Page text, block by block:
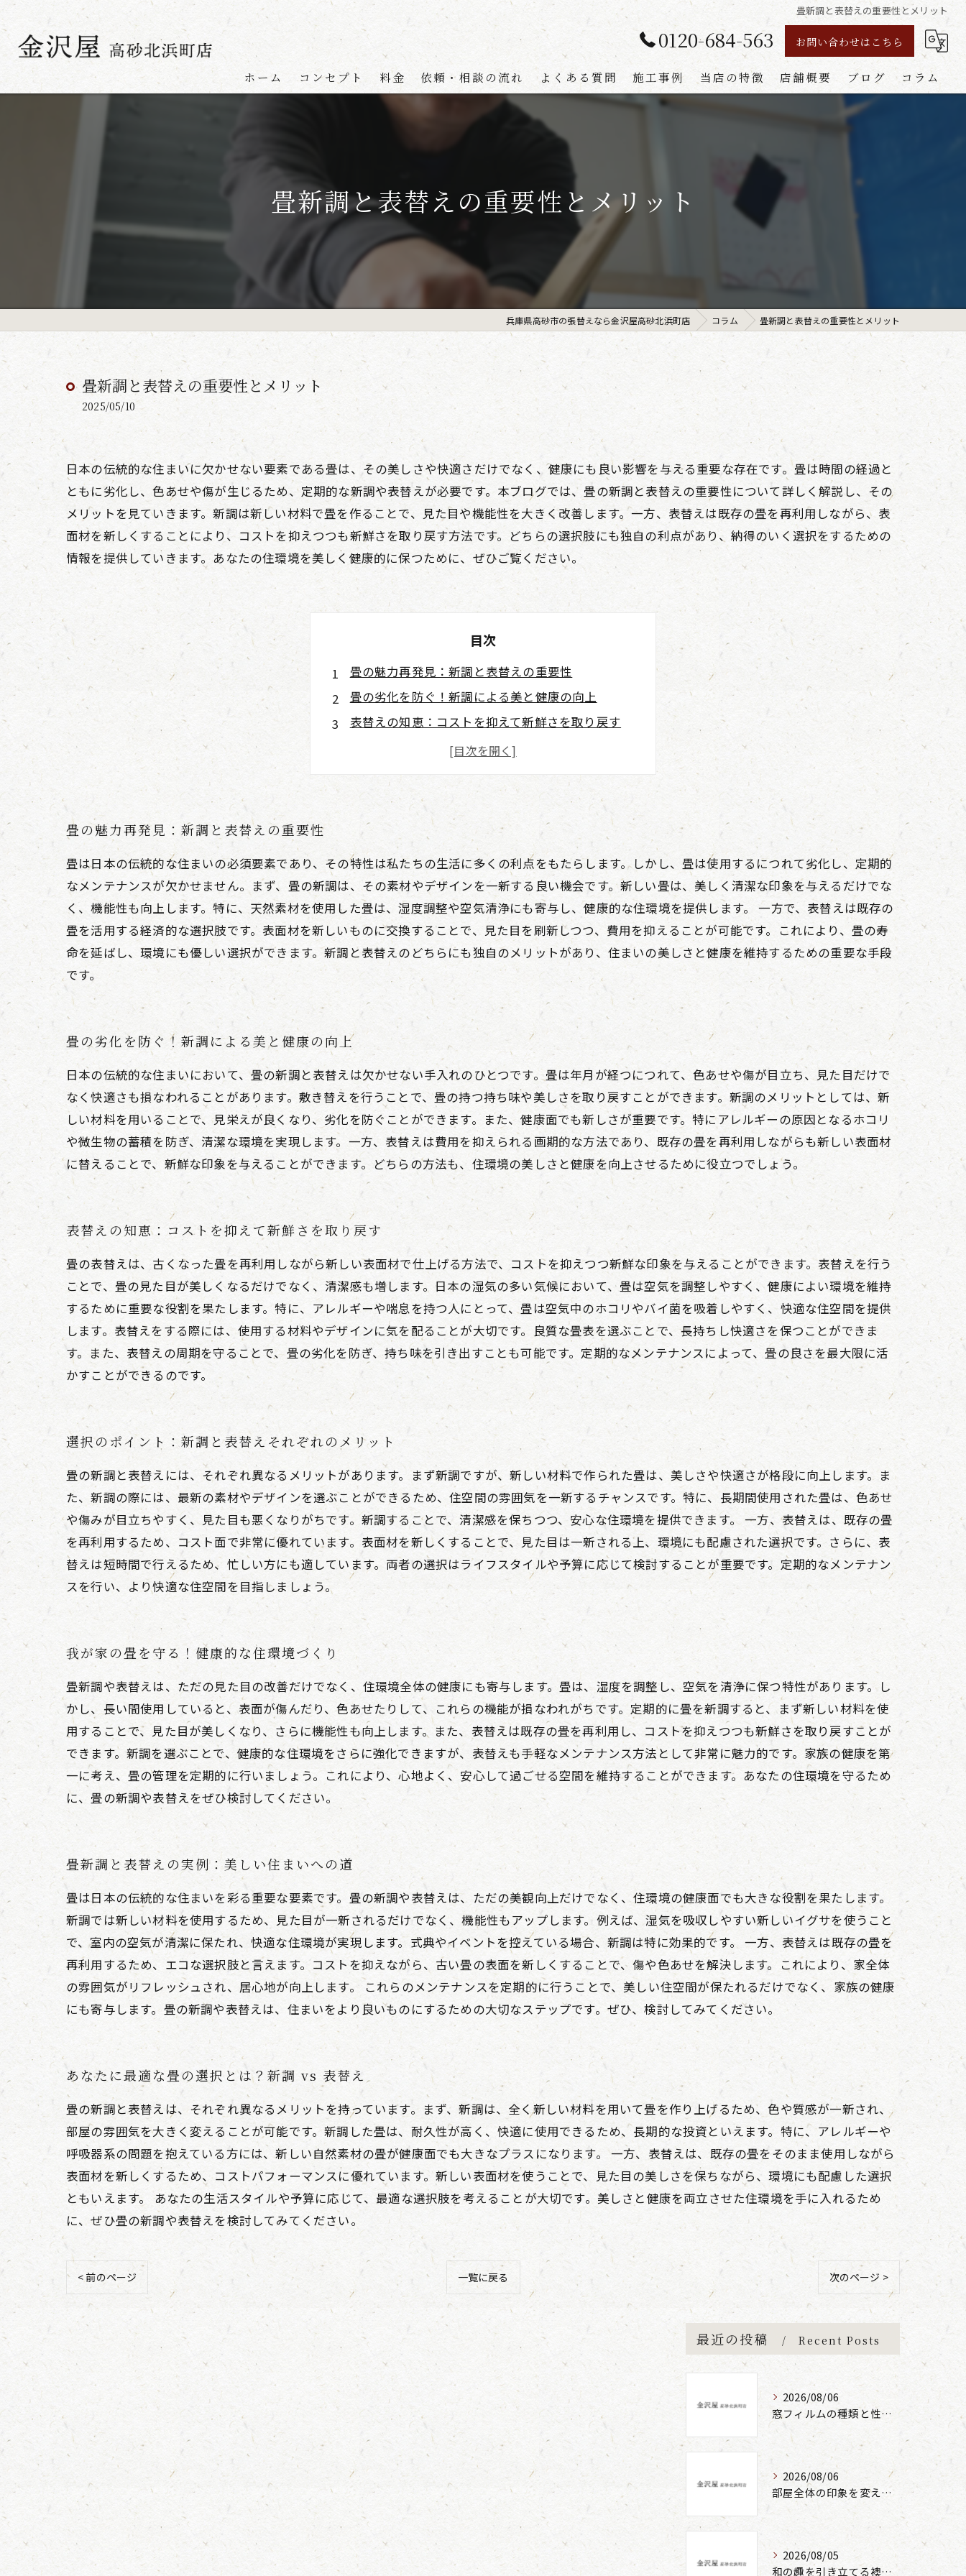
畳新調と表替えの重要性とメリット
0120-684-563 お問い合わせはこちら
ホーム コンセプト 料金 依頼・相談の流れ よくある質問 施工事例 当店の特徴 店舗概要 ブログ コラム
畳新調と表替えの重要性とメリット
兵庫県高砂市の張替えなら金沢屋高砂北浜町店 コラム 畳新調と表替えの重要性とメリット
畳新調と表替えの重要性とメリット
2025/05/10
日本の伝統的な住まいに欠かせない要素である畳は、その美しさや快適さだけでなく、健康にも良い影響を与える重要な存在です。畳は時間の経過と
ともに劣化し、色あせや傷が生じるため、定期的な新調や表替えが必要です。本ブログでは、畳の新調と表替えの重要性について詳しく解説し、その
メリットを見ていきます。新調は新しい材料で畳を作ることで、見た目や機能性を大きく改善します。一方、表替えは既存の畳を再利用しながら、表
面材を新しくすることにより、コストを抑えつつも新鮮さを取り戻す方法です。どちらの選択肢にも独自の利点があり、納得のいく選択をするための
情報を提供していきます。あなたの住環境を美しく健康的に保つために、ぜひご覧ください。
目次
畳の魅力再発見：新調と表替えの重要性
畳の劣化を防ぐ！新調による美と健康の向上
表替えの知恵：コストを抑えて新鮮さを取り戻す
選択のポイント：新調と表替えそれぞれのメリット
畳新調と表替えの実例：美しい住まいへの道
あなたに最適な畳の選択とは？新調 vs 表替え
畳の魅力再発見：新調と表替えの重要性
畳は日本の伝統的な住まいの必須要素であり、その特性は私たちの生活に多くの利点をもたらします。しかし、畳は使用するにつれて劣化し、定期的
なメンテナンスが欠かせません。まず、畳の新調は、その素材やデザインを一新する良い機会です。新しい畳は、美しく清潔な印象を与えるだけでな
く、機能性も向上します。特に、天然素材を使用した畳は、湿度調整や空気清浄にも寄与し、健康的な住環境を提供します。 一方で、表替えは既存の
畳を活用する経済的な選択肢です。表面材を新しいものに交換することで、見た目を刷新しつつ、費用を抑えることが可能です。これにより、畳の寿
命を延ばし、環境にも優しい選択ができます。新調と表替えのどちらにも独自のメリットがあり、住まいの美しさと健康を維持するための重要な手段
です。
畳の劣化を防ぐ！新調による美と健康の向上
日本の伝統的な住まいにおいて、畳の新調と表替えは欠かせない手入れのひとつです。畳は年月が経つにつれて、色あせや傷が目立ち、見た目だけで
なく快適さも損なわれることがあります。敷き替えを行うことで、畳の持つ持ち味や美しさを取り戻すことができます。新調のメリットとしては、新
しい材料を用いることで、見栄えが良くなり、劣化を防ぐことができます。また、健康面でも新しさが重要です。特にアレルギーの原因となるホコリ
や微生物の蓄積を防ぎ、清潔な環境を実現します。一方、表替えは費用を抑えられる画期的な方法であり、既存の畳を再利用しながらも新しい表面材
に替えることで、新鮮な印象を与えることができます。どちらの方法も、住環境の美しさと健康を向上させるために役立つでしょう。
表替えの知恵：コストを抑えて新鮮さを取り戻す
畳の表替えは、古くなった畳を再利用しながら新しい表面材で仕上げる方法で、コストを抑えつつ新鮮な印象を与えることができます。表替えを行う
ことで、畳の見た目が美しくなるだけでなく、清潔感も増します。日本の湿気の多い気候において、畳は空気を調整しやすく、健康によい環境を維持
するために重要な役割を果たします。特に、アレルギーや喘息を持つ人にとって、畳は空気中のホコリやバイ菌を吸着しやすく、快適な住空間を提供
します。表替えをする際には、使用する材料やデザインに気を配ることが大切です。良質な畳表を選ぶことで、長持ちし快適さを保つことができま
す。また、表替えの周期を守ることで、畳の劣化を防ぎ、持ち味を引き出すことも可能です。定期的なメンテナンスによって、畳の良さを最大限に活
かすことができるのです。
選択のポイント：新調と表替えそれぞれのメリット
畳の新調と表替えには、それぞれ異なるメリットがあります。まず新調ですが、新しい材料で作られた畳は、美しさや快適さが格段に向上します。ま
た、新調の際には、最新の素材やデザインを選ぶことができるため、住空間の雰囲気を一新するチャンスです。特に、長期間使用された畳は、色あせ
や傷みが目立ちやすく、見た目も悪くなりがちです。新調することで、清潔感を保ちつつ、安心な住環境を提供できます。 一方、表替えは、既存の畳
を再利用するため、コスト面で非常に優れています。表面材を新しくすることで、見た目は一新される上、環境にも配慮された選択です。さらに、表
替えは短時間で行えるため、忙しい方にも適しています。両者の選択はライフスタイルや予算に応じて検討することが重要です。定期的なメンテナン
スを行い、より快適な住空間を目指しましょう。
我が家の畳を守る！健康的な住環境づくり
畳新調や表替えは、ただの見た目の改善だけでなく、住環境全体の健康にも寄与します。畳は、湿度を調整し、空気を清浄に保つ特性があります。し
かし、長い間使用していると、表面が傷んだり、色あせたりして、これらの機能が損なわれがちです。定期的に畳を新調すると、まず新しい材料を使
用することで、見た目が美しくなり、さらに機能性も向上します。また、表替えは既存の畳を再利用し、コストを抑えつつも新鮮さを取り戻すことが
できます。新調を選ぶことで、健康的な住環境をさらに強化できますが、表替えも手軽なメンテナンス方法として非常に魅力的です。家族の健康を第
一に考え、畳の管理を定期的に行いましょう。これにより、心地よく、安心して過ごせる空間を維持することができます。あなたの住環境を守るため
に、畳の新調や表替えをぜひ検討してください。
畳新調と表替えの実例：美しい住まいへの道
畳は日本の伝統的な住まいを彩る重要な要素です。畳の新調や表替えは、ただの美観向上だけでなく、住環境の健康面でも大きな役割を果たします。
新調では新しい材料を使用するため、見た目が一新されるだけでなく、機能性もアップします。例えば、湿気を吸収しやすい新しいイグサを使うこと
で、室内の空気が清潔に保たれ、快適な住環境が実現します。式典やイベントを控えている場合、新調は特に効果的です。 一方、表替えは既存の畳を
再利用するため、エコな選択肢と言えます。コストを抑えながら、古い畳の表面を新しくすることで、傷や色あせを解決します。これにより、家全体
の雰囲気がリフレッシュされ、居心地が向上します。 これらのメンテナンスを定期的に行うことで、美しい住空間が保たれるだけでなく、家族の健康
にも寄与します。畳の新調や表替えは、住まいをより良いものにするための大切なステップです。ぜひ、検討してみてください。
あなたに最適な畳の選択とは？新調 vs 表替え
畳の新調と表替えは、それぞれ異なるメリットを持っています。まず、新調は、全く新しい材料を用いて畳を作り上げるため、色や質感が一新され、
部屋の雰囲気を大きく変えることが可能です。新調した畳は、耐久性が高く、快適に使用できるため、長期的な投資といえます。特に、アレルギーや
呼吸器系の問題を抱えている方には、新しい自然素材の畳が健康面でも大きなプラスになります。 一方、表替えは、既存の畳をそのまま使用しながら
表面材を新しくするため、コストパフォーマンスに優れています。新しい表面材を使うことで、見た目の美しさを保ちながら、環境にも配慮した選択
ともいえます。 あなたの生活スタイルや予算に応じて、最適な選択肢を考えることが大切です。美しさと健康を両立させた住環境を手に入れるため
に、ぜひ畳の新調や表替えを検討してみてください。
< 前のページ 一覧に戻る 次のページ >
最近の投稿 Recent Posts
2026/08/06
窓フィルムの種類と性能の違い解説
2026/08/06
部屋全体の印象を変える張替えリフォームの秘訣
2026/08/05
和の趣を引き立てる襖張替えの技法と魅力